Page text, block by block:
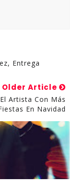
Entrega
Older Article
Artista Con Más
En Navidad